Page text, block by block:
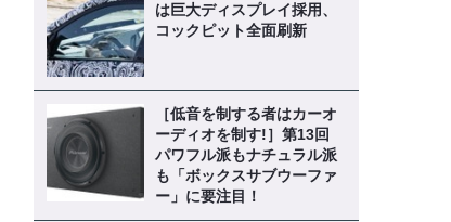
は巨大ディスプレイ採用、
コックピット全面刷新
［低音を制する者はカーオ
ーディオを制す!］第13回
パワフル派もナチュラル派
も「ボックスサブウーファ
ー」に要注目！